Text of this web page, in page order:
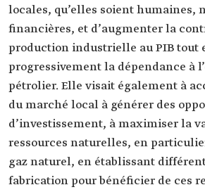
locales, qu’elles soient humaines,
financières, et d’augmenter la
production industrielle au PIB tout
progressivement la dépendance à
pétrolier. Elle visait également à
du marché local à générer des
d’investissement, à maximiser la
ressources naturelles, en
gaz naturel, en établissant
fabrication pour bénéficier de ces